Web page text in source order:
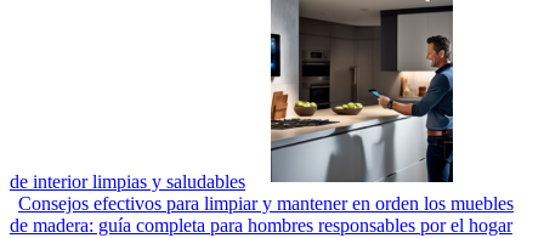
de interior limpias y saludables
Consejos efectivos para limpiar y mantener en orden los muebles
de madera: guía completa para hombres responsables por el hogar